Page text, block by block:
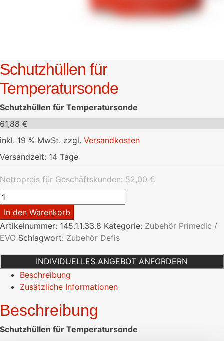
Schutzhüllen für
Temperatursonde
Schutzhüllen für Temperatursonde
61,88 €
inkl. 19 % MwSt. zzgl. Versandkosten
Versandzeit: 14 Tage
Nettopreis für Geschäftskunden: 52,00 €
Schutzhüllen
für
Temperatursonde
Menge
In den Warenkorb
Artikelnummer: 145.1.1.33.8 Kategorie: Zubehör Primedic /
EVO Schlagwort: Zubehör Defis
INDIVIDUELLES ANGEBOT ANFORDERN
Beschreibung
Zusätzliche Informationen
Beschreibung
Schutzhüllen für Temperatursonde